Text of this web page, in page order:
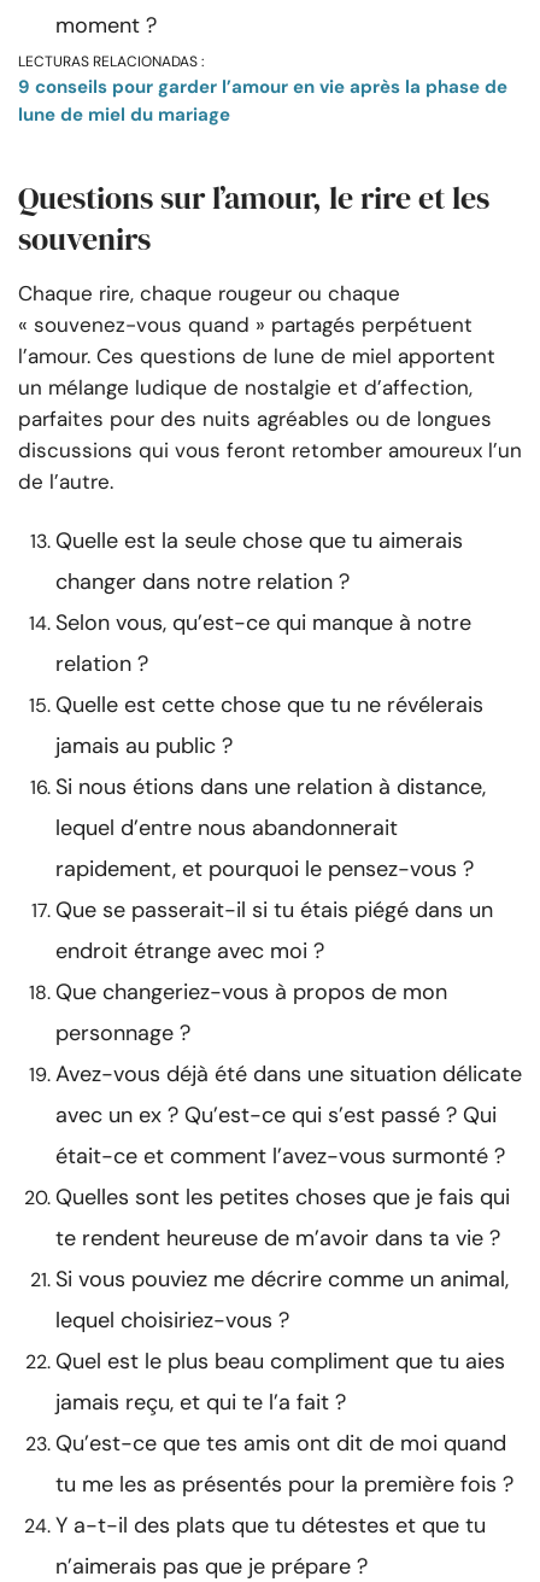
moment ?
LECTURAS RELACIONADAS :
9 conseils pour garder l’amour en vie après la phase de
lune de miel du mariage
Questions sur l’amour, le rire et les
souvenirs
Chaque rire, chaque rougeur ou chaque
« souvenez-vous quand » partagés perpétuent
l’amour. Ces questions de lune de miel apportent
un mélange ludique de nostalgie et d’affection,
parfaites pour des nuits agréables ou de longues
discussions qui vous feront retomber amoureux l’un
de l’autre.
Quelle est la seule chose que tu aimerais
changer dans notre relation ?
Selon vous, qu’est-ce qui manque à notre
relation ?
Quelle est cette chose que tu ne révélerais
jamais au public ?
Si nous étions dans une relation à distance,
lequel d’entre nous abandonnerait
rapidement, et pourquoi le pensez-vous ?
Que se passerait-il si tu étais piégé dans un
endroit étrange avec moi ?
Que changeriez-vous à propos de mon
personnage ?
Avez-vous déjà été dans une situation délicate
avec un ex ? Qu’est-ce qui s’est passé ? Qui
était-ce et comment l’avez-vous surmonté ?
Quelles sont les petites choses que je fais qui
te rendent heureuse de m’avoir dans ta vie ?
Si vous pouviez me décrire comme un animal,
lequel choisiriez-vous ?
Quel est le plus beau compliment que tu aies
jamais reçu, et qui te l’a fait ?
Qu’est-ce que tes amis ont dit de moi quand
tu me les as présentés pour la première fois ?
Y a-t-il des plats que tu détestes et que tu
n’aimerais pas que je prépare ?